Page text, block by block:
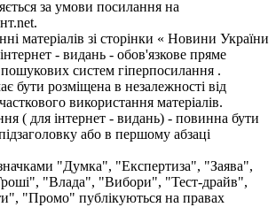
за умови посилання на
матеріалів зі сторінки « Новини України
інтернет - видань - обов'язкове пряме
пошукових систем гіперпосилання .
бути розміщена в незалежності від
використання матеріалів.
( для інтернет - видань) - повинна бути
або в першому абзаці
"Думка", "Експертиза", "Заява",
"Влада", "Вибори", "Тест-драйв",
"Промо" публікуються на правах